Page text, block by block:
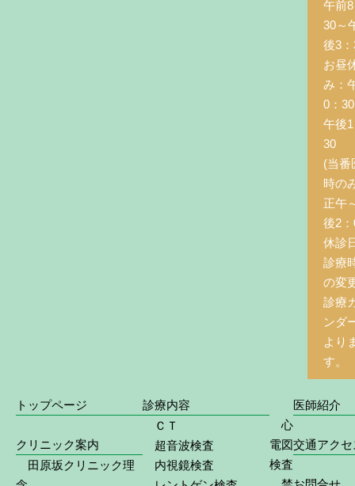
午前
30～
後3
お昼
み：
0：
午後
30
(当番
時の
正午
後2
休診
診療
の変
診療
ンダ
より
す。
トップページ
クリニック案内
田原坂クリニック理
診療内容
ＣＴ
超音波検査
内視鏡検査
心
電図
検査
医師紹介
交通アクセ